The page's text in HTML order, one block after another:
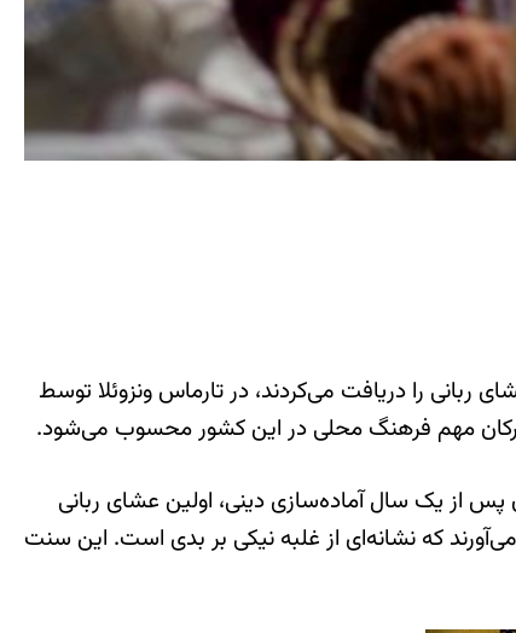
را دریافت می‌کردند، در تارماس ونزوئلا توسط
ارکان مهم فرهنگ محلی در این کشور محسوب می‌شود.
از یک سال آماده‌سازی دینی، اولین عشای ربانی
که نشانه‌ای از غلبه نیکی بر بدی است. این سنت